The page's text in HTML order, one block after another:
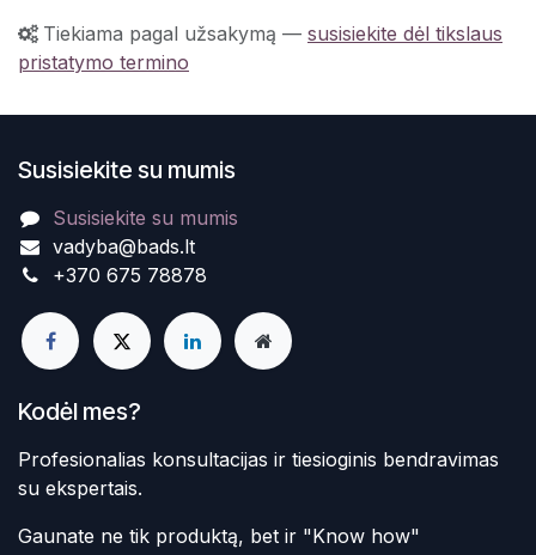
Tiekiama pagal užsakymą — susisiekite dėl tikslaus
pristatymo termino
Susisiekite su mumis
Susisiekite su mumis
vadyba@bads.lt
+370 675 78878
Kodėl mes?
Profesionalias konsultacijas ir tiesioginis bendravimas
su ekspertais.
Gaunate ne tik produktą, bet ir "Know how"